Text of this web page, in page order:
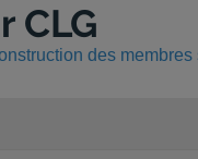
CLG
des